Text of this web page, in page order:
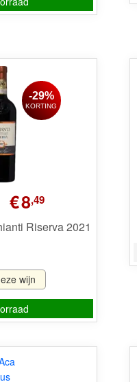
Oorspronkelijke
prijs
was:
€8,49Huidige
is:
Riserva 2021
-29%
KORTING
wijn